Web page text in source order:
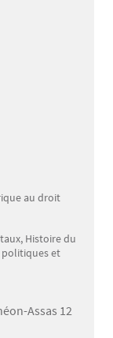
au droit
Histoire du
et
Assas 12